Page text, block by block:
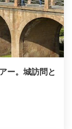
ー。城訪問と